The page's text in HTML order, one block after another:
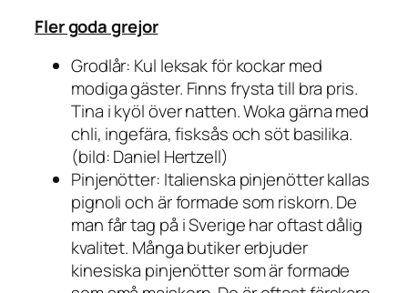
Fler goda grejor
Grodlår: Kul leksak för kockar med
modiga gäster. Finns frysta till bra pris.
Tina i kyöl över natten. Woka gärna med
chli, ingefära, fisksås och söt basilika.
(bild: Daniel Hertzell)
Pinjenötter: Italienska pinjenötter kallas
pignoli och är formade som riskorn. De
man får tag på i Sverige har oftast dålig
kvalitet. Många butiker erbjuder
kinesiska pinjenötter som är formade